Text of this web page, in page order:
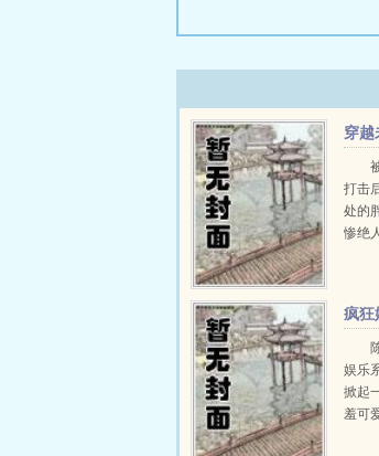
穿越
打击
处的
惨绝
疯狂
娱乐
掀起
羞可